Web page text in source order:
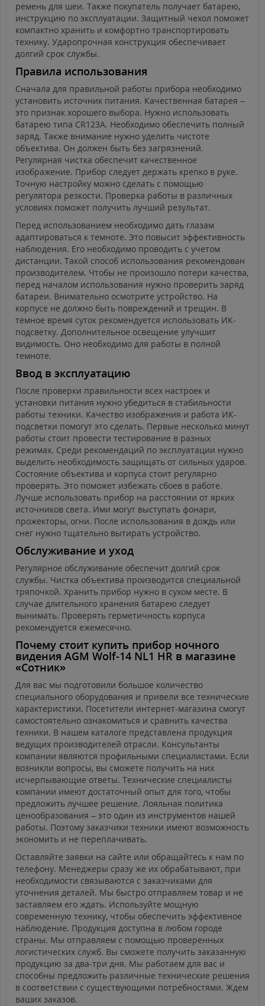
ремень для шеи. Также покупатель получает батарею,
инструкцию по эксплуатации. Защитный чехол поможет
компактно хранить и комфортно транспортировать
технику. Ударопрочная конструкция обеспечивает
долгий срок службы.
Правила использования
Сначала для правильной работы прибора необходимо
установить источник питания. Качественная батарея –
это признак хорошего выбора. Нужно использовать
батарею типа CR123A. Необходимо обеспечить полный
заряд. Также внимание нужно уделить чистоте
объектива. Он должен быть без загрязнений.
Регулярная чистка обеспечит качественное
изображение. Прибор следует держать крепко в руке.
Точную настройку можно сделать с помощью
регулятора резкости. Проверка работы в различных
условиях поможет получить лучший результат.
Перед использованием необходимо дать глазам
адаптироваться к темноте. Это повысит эффективность
наблюдения. Его необходимо проводить с учетом
дистанции. Такой способ использования рекомендован
производителем. Чтобы не произошло потери качества,
перед началом использования нужно проверить заряд
батареи. Внимательно осмотрите устройство. На
корпусе не должно быть повреждений и трещин. В
темное время суток рекомендуется использовать ИК-
подсветку. Дополнительное освещение улучшит
видимость. Оно необходимо для работы в полной
темноте.
Ввод в эксплуатацию
После проверки правильности всех настроек и
установки питания нужно убедиться в стабильности
работы техники. Качество изображения и работа ИК-
подсветки помогут это сделать. Первые несколько минут
работы стоит провести тестирование в разных
режимах. Среди рекомендаций по эксплуатации нужно
выделить необходимость защищать от сильных ударов.
Состояние объектива и корпуса стоит регулярно
проверять. Это поможет избежать сбоев в работе.
Лучше использовать прибор на расстоянии от ярких
источников света. Ими могут выступать фонари,
прожекторы, огни. После использования в дождь или
снег нужно тщательно вытирать устройство.
Обслуживание и уход
Регулярное обслуживание обеспечит долгий срок
службы. Чистка объектива производится специальной
тряпочкой. Хранить прибор нужно в сухом месте. В
случае длительного хранения батарею следует
вынимать. Проверять герметичность корпуса
рекомендуется ежемесячно.
Почему стоит купить прибор ночного
видения AGM Wolf-14 NL1 HR в магазине
«Сотник»
Для вас мы подготовили большое количество
специального оборудования и привели все технические
характеристики. Посетители интернет-магазина смогут
самостоятельно ознакомиться и сравнить качества
техники. В нашем каталоге представлена продукция
ведущих производителей отрасли. Консультанты
компании являются профильными специалистами. Если
возникли вопросы, вы сможете получить на них
исчерпывающие ответы. Технические специалисты
компании имеют достаточный опыт для того, чтобы
предложить лучшее решение. Лояльная политика
ценообразования – это один из инструментов нашей
работы. Поэтому заказчики техники имеют возможность
экономить и не переплачивать.
Оставляйте заявки на сайте или обращайтесь к нам по
телефону. Менеджеры сразу же их обрабатывают, при
необходимости связываются с заказчиками для
уточнения деталей. Мы быстро отправляем товар и не
заставляем его ждать. Используйте мощную
современную технику, чтобы обеспечить эффективное
наблюдение. Продукция доступна в любом городе
страны. Мы отправляем с помощью проверенных
логистических служб. Вы сможете получить заказанную
продукцию за два-три дня. Мы работаем для вас и
способны предложить различные технические решения
в соответствии с существующими потребностями. Ждем
ваших заказов.